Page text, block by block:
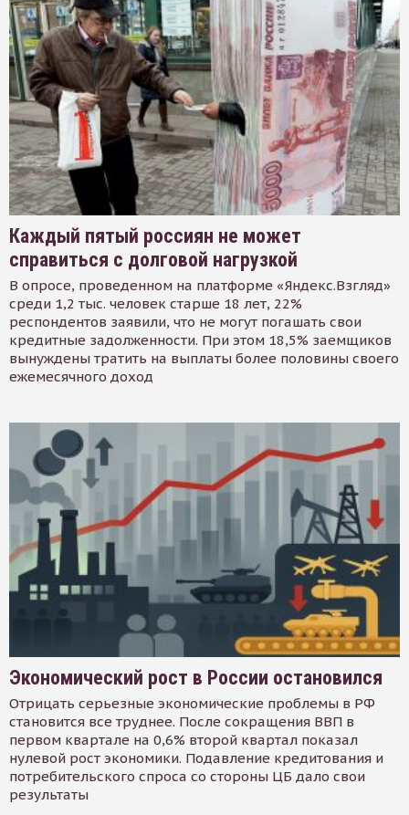
Каждый пятый россиян не может
справиться с долговой нагрузкой
В опросе, проведенном на платформе «Яндекс.Взгляд»
среди 1,2 тыс. человек старше 18 лет, 22%
респондентов заявили, что не могут погашать свои
кредитные задолженности. При этом 18,5% заемщиков
вынуждены тратить на выплаты более половины своего
ежемесячного доход
Экономический рост в России остановился
Отрицать серьезные экономические проблемы в РФ
становится все труднее. После сокращения ВВП в
первом квартале на 0,6% второй квартал показал
нулевой рост экономики. Подавление кредитования и
потребительского спроса со стороны ЦБ дало свои
результаты